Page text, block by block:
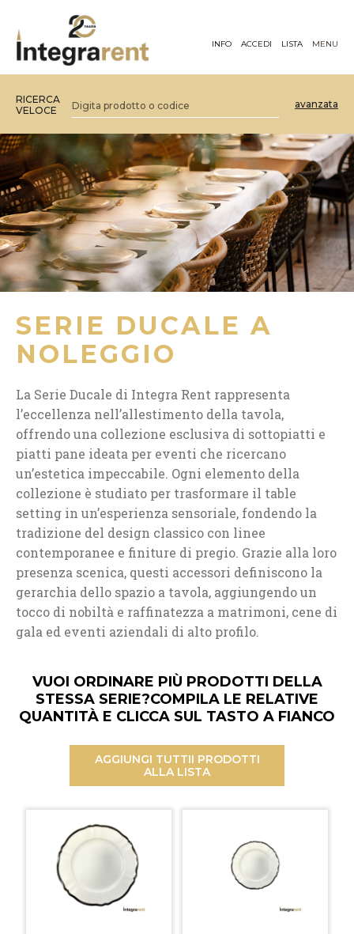
INFO ACCEDI LISTA MENU
RICERCA
VELOCE
avanzata
SERIE DUCALE A
NOLEGGIO
La Serie Ducale di Integra Rent rappresenta
l’eccellenza nell’allestimento della tavola,
offrendo una collezione esclusiva di sottopiatti e
piatti pane ideata per eventi che ricercano
un’estetica impeccabile. Ogni elemento della
collezione è studiato per trasformare il table
setting in un’esperienza sensoriale, fondendo la
tradizione del design classico con linee
contemporanee e finiture di pregio. Grazie alla loro
presenza scenica, questi accessori definiscono la
gerarchia dello spazio a tavola, aggiungendo un
tocco di nobiltà e raffinatezza a matrimoni, cene di
gala ed eventi aziendali di alto profilo.
VUOI ORDINARE PIÙ PRODOTTI DELLA
STESSA SERIE?COMPILA LE RELATIVE
QUANTITÀ E CLICCA SUL TASTO A FIANCO
AGGIUNGI TUTTII PRODOTTI
ALLA LISTA